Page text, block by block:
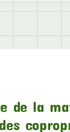
de la